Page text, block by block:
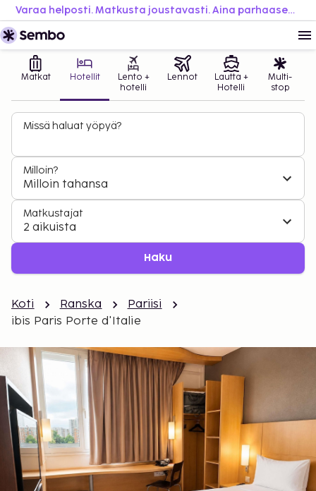
Varaa helposti. Matkusta joustavasti. Aina parhaaseen hintaan.
Matkat Hotellit
Lento +
hotelli
Lennot
Lautta +
Hotelli
Multi-
stop
Missä haluat yöpyä?
Milloin?
Milloin tahansa
Matkustajat
2 aikuista
Haku
Koti Ranska
Pariisi
ibis Paris Porte d'Italie